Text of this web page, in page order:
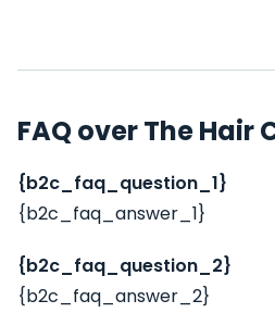
FAQ over The Hair
{b2c_faq_question_1}
{b2c_faq_answer_1}
{b2c_faq_question_2}
{b2c_faq_answer_2}